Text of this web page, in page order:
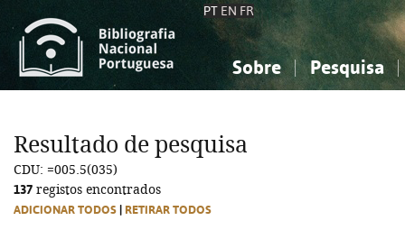
PT EN FR
Sobre Pesquisa
Ciências sociais...
Ciências sociais...
Resultado de pesquisa
CDU: =005.5(035)
137 registos encontrados
ADICIONAR TODOS RETIRAR TODOS